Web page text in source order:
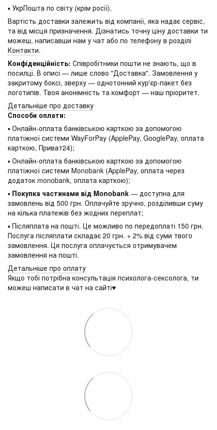
▪ УкрПошта по світу (крім росії).
Вартість доставки залежить від компанії, яка надає сервіс,
та від місця призначення. Дізнатись точну ціну доставки ти
можеш, написавши нам у чат або по телефону в розділі
Контакти.
Конфіденційність: Співробітники пошти не знають, що в
посилці. В описі — лише слово "Доставка". Замовлення у
закритому боксі, зверху — однотонний кур'єр-пакет без
логотипів. Твоя анонімність та комфорт — наш пріоритет.
Детальніше про доставку
Способи оплати:
▪ Онлайн-оплата банківською карткою за допомогою
платіжної системи WayForPay (ApplePay, GooglePay, оплата
карткою, Приват24);
▪ Онлайн-оплата банківською карткою за допомогою
платіжної системи Monobank (ApplePay, оплата через
додаток monobank, оплата карткою);
▪ Покупка частинами від Monobank — доступна для
замовлень від 500 грн. Оплачуйте зручно, розділивши суму
на кілька платежів без жодних переплат;
▪ Післяплата на пошті. Це можливо по передоплаті 150 грн.
Послуга післяплати складає 20 грн. + 2% від суми твого
замовлення. Ця послуга оплачується отримувачем
замовлення на пошті.
Детальніше про оплату
Якщо тобі потрібна консультація психолога-сексолога, ти
можеш написати в чат на сайті♥